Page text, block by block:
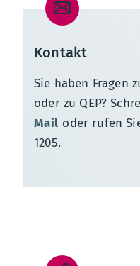
Kontakt
Sie haben Fragen
oder zu QEP?
Mail oder rufen
1205.